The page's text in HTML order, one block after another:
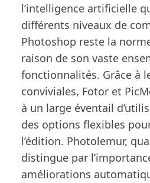
l’intelligence artificielle
différents niveaux de
Photoshop reste la
raison de son vaste
fonctionnalités. Grâce à
conviviales, Fotor et
à un large éventail
des options flexibles
l’édition. Photolemur,
distingue par
améliorations